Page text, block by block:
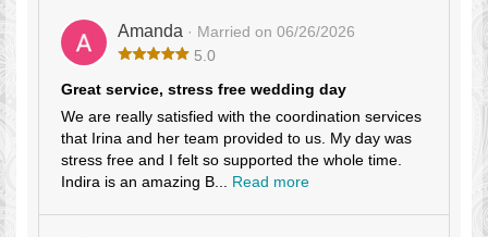
Amanda · Married on 06/26/2026
5.0
Great service, stress free wedding day
We are really satisfied with the coordination services
that Irina and her team provided to us. My day was
stress free and I felt so supported the whole time.
Indira is an amazing B... Read more